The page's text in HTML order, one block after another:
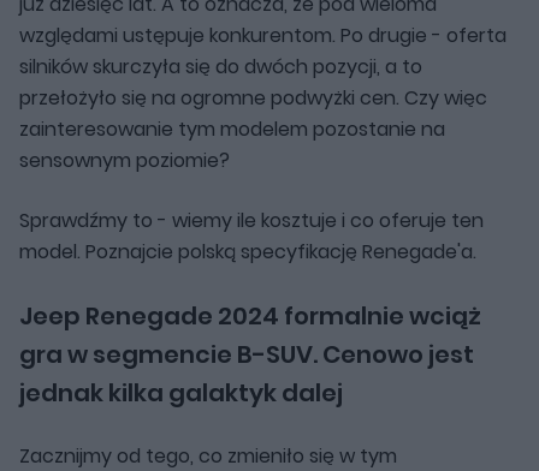
względami ustępuje konkurentom. Po drugie - oferta
silników skurczyła się do dwóch pozycji, a to
przełożyło się na ogromne podwyżki cen. Czy więc
zainteresowanie tym modelem pozostanie na
sensownym poziomie?
Sprawdźmy to - wiemy ile kosztuje i co oferuje ten
model. Poznajcie polską specyfikację Renegade'a.
Jeep Renegade 2024 formalnie wciąż
gra w segmencie B-SUV. Cenowo jest
jednak kilka galaktyk dalej
Zacznijmy od tego, co zmieniło się w tym